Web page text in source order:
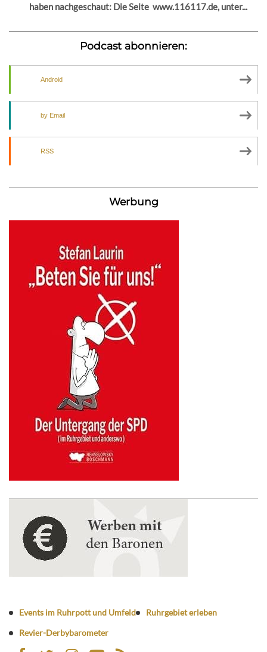
haben nachgeschaut: Die Seite www.116117.de, unter...
Podcast abonnieren:
Android
by Email
RSS
Werbung
Events im Ruhrpott und Umfeld
Ruhrgebiet erleben
Revier-Derbybarometer